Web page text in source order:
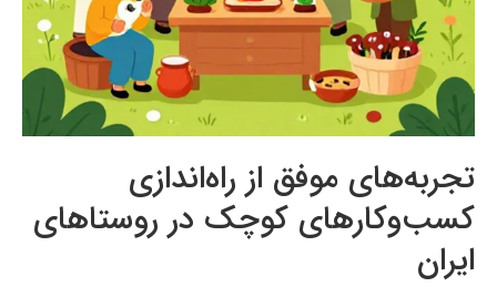
تجربه‌های موفق از راه‌اندازی
کسب‌وکارهای کوچک در روستاهای
ایران